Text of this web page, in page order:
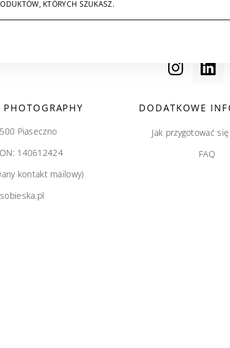
KTÓRYCH SZUKASZ.
Piaseczno
140612424
kontakt mailowy)
DODATKOWE
Jak przygotować
FAQ